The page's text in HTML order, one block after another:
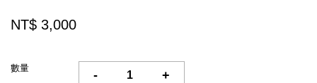
NT$ 3,000
數量
- +